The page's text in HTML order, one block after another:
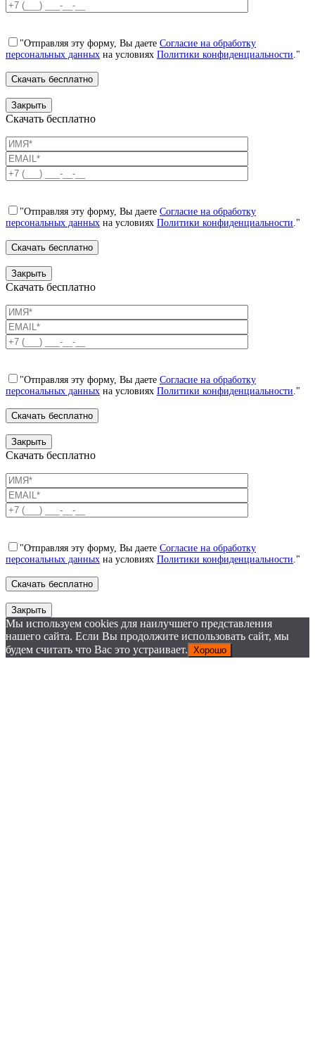
"Отправляя эту форму, Вы даете Согласие на обработку
персональных данных на условиях Политики конфиденциальности."
Закрыть
Скачать бесплатно
"Отправляя эту форму, Вы даете Согласие на обработку
персональных данных на условиях Политики конфиденциальности."
Закрыть
Скачать бесплатно
"Отправляя эту форму, Вы даете Согласие на обработку
персональных данных на условиях Политики конфиденциальности."
Закрыть
Скачать бесплатно
"Отправляя эту форму, Вы даете Согласие на обработку
персональных данных на условиях Политики конфиденциальности."
Закрыть
Мы используем cookies для наилучшего представления
нашего сайта. Если Вы продолжите использовать сайт, мы
будем считать что Вас это устраивает. Хорошо